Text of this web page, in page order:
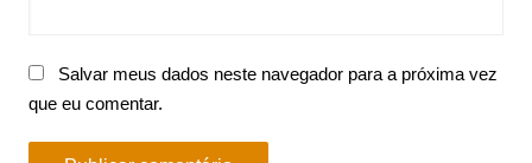
Salvar meus dados neste navegador para a próxima vez
que eu comentar.